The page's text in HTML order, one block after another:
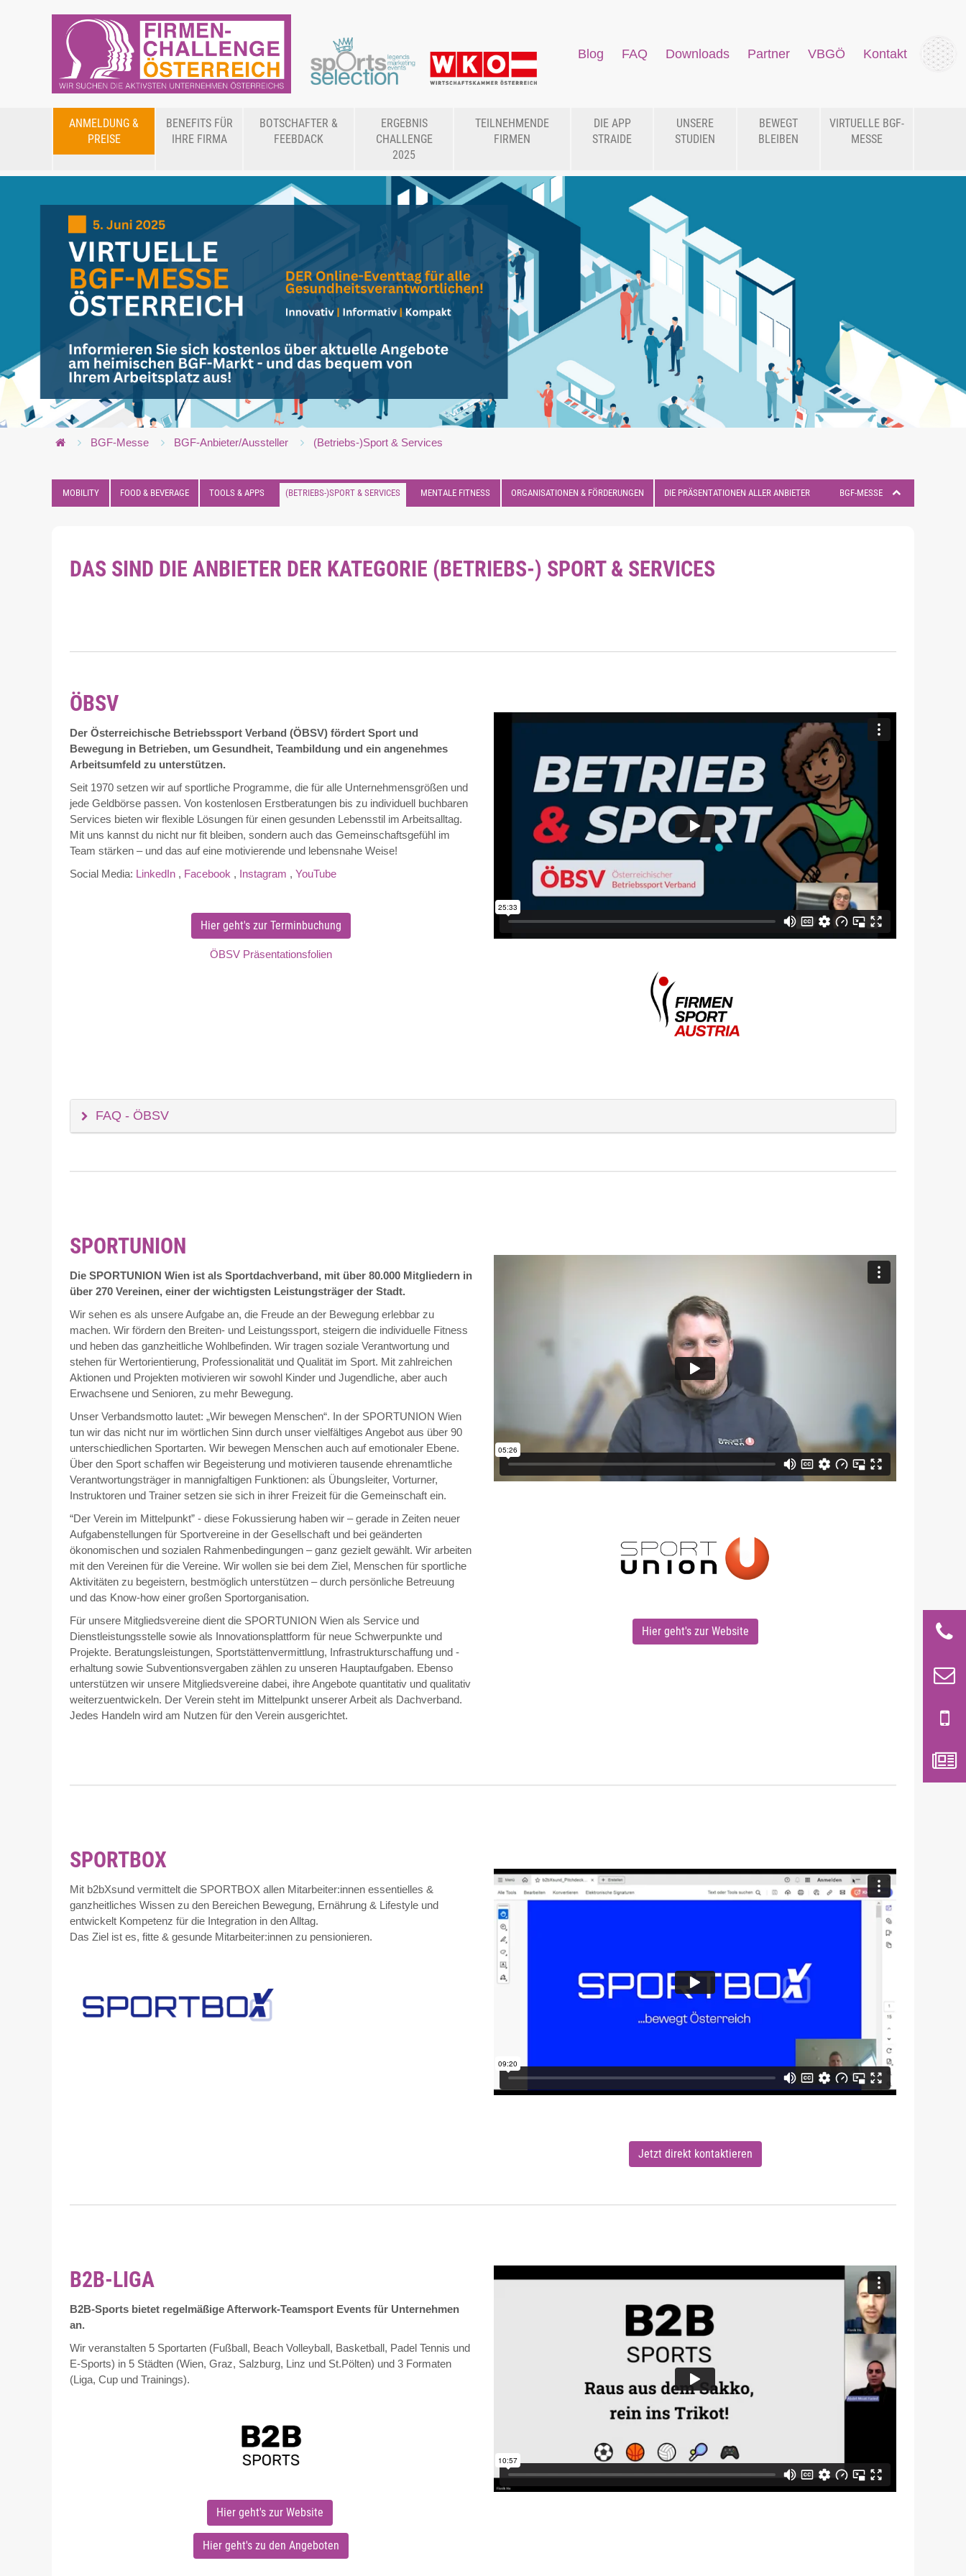
Blog FAQ Downloads Partner VBGÖ Kontakt
ANMELDUNG &
PREISE
BENEFITS FÜR
IHRE FIRMA
BOTSCHAFTER &
FEEBDACK
ERGEBNIS
CHALLENGE
2025
TEILNEHMENDE
FIRMEN
DIE APP
STRAIDE
UNSERE
STUDIEN
BEWEGT
BLEIBEN
VIRTUELLE BGF-
MESSE
BGF-Messe BGF-Anbieter/Aussteller (Betriebs-)Sport & Services
MOBILITY FOOD & BEVERAGE TOOLS & APPS (BETRIEBS-)SPORT & SERVICES MENTALE FITNESS ORGANISATIONEN & FÖRDERUNGEN DIE PRÄSENTATIONEN ALLER ANBIETER BGF-MESSE
DAS SIND DIE ANBIETER DER KATEGORIE (BETRIEBS-) SPORT & SERVICES
ÖBSV
Der Österreichische Betriebssport Verband (ÖBSV) fördert Sport und
Bewegung in Betrieben, um Gesundheit, Teambildung und ein angenehmes
Arbeitsumfeld zu unterstützen.
Seit 1970 setzen wir auf sportliche Programme, die für alle Unternehmensgrößen und
jede Geldbörse passen. Von kostenlosen Erstberatungen bis zu individuell buchbaren
Services bieten wir flexible Lösungen für einen gesunden Lebensstil im Arbeitsalltag.
Mit uns kannst du nicht nur fit bleiben, sondern auch das Gemeinschaftsgefühl im
Team stärken – und das auf eine motivierende und lebensnahe Weise!
Social Media: LinkedIn , Facebook , Instagram , YouTube
Hier geht's zur Terminbuchung
ÖBSV Präsentationsfolien
FAQ - ÖBSV
SPORTUNION
Die SPORTUNION Wien ist als Sportdachverband, mit über 80.000 Mitgliedern in
über 270 Vereinen, einer der wichtigsten Leistungsträger der Stadt.
Wir sehen es als unsere Aufgabe an, die Freude an der Bewegung erlebbar zu
machen. Wir fördern den Breiten- und Leistungssport, steigern die individuelle Fitness
und heben das ganzheitliche Wohlbefinden. Wir tragen soziale Verantwortung und
stehen für Wertorientierung, Professionalität und Qualität im Sport. Mit zahlreichen
Aktionen und Projekten motivieren wir sowohl Kinder und Jugendliche, aber auch
Erwachsene und Senioren, zu mehr Bewegung.
Unser Verbandsmotto lautet: „Wir bewegen Menschen“. In der SPORTUNION Wien
tun wir das nicht nur im wörtlichen Sinn durch unser vielfältiges Angebot aus über 90
unterschiedlichen Sportarten. Wir bewegen Menschen auch auf emotionaler Ebene.
Über den Sport schaffen wir Begeisterung und motivieren tausende ehrenamtliche
Verantwortungsträger in mannigfaltigen Funktionen: als Übungsleiter, Vorturner,
Instruktoren und Trainer setzen sie sich in ihrer Freizeit für die Gemeinschaft ein.
“Der Verein im Mittelpunkt” - diese Fokussierung haben wir – gerade in Zeiten neuer
Aufgabenstellungen für Sportvereine in der Gesellschaft und bei geänderten
ökonomischen und sozialen Rahmenbedingungen – ganz gezielt gewählt. Wir arbeiten
mit den Vereinen für die Vereine. Wir wollen sie bei dem Ziel, Menschen für sportliche
Aktivitäten zu begeistern, bestmöglich unterstützen – durch persönliche Betreuung
und das Know-how einer großen Sportorganisation.
Für unsere Mitgliedsvereine dient die SPORTUNION Wien als Service und
Dienstleistungsstelle sowie als Innovationsplattform für neue Schwerpunkte und
Projekte. Beratungsleistungen, Sportstättenvermittlung, Infrastrukturschaffung und -
erhaltung sowie Subventionsvergaben zählen zu unseren Hauptaufgaben. Ebenso
unterstützen wir unsere Mitgliedsvereine dabei, ihre Angebote quantitativ und qualitativ
weiterzuentwickeln. Der Verein steht im Mittelpunkt unserer Arbeit als Dachverband.
Jedes Handeln wird am Nutzen für den Verein ausgerichtet.
Hier geht's zur Website
SPORTBOX
Mit b2bXsund vermittelt die SPORTBOX allen Mitarbeiter:innen essentielles &
ganzheitliches Wissen zu den Bereichen Bewegung, Ernährung & Lifestyle und
entwickelt Kompetenz für die Integration in den Alltag.
Das Ziel ist es, fitte & gesunde Mitarbeiter:innen zu pensionieren.
Jetzt direkt kontaktieren
B2B-LIGA
B2B-Sports bietet regelmäßige Afterwork-Teamsport Events für Unternehmen
an.
Wir veranstalten 5 Sportarten (Fußball, Beach Volleyball, Basketball, Padel Tennis und
E-Sports) in 5 Städten (Wien, Graz, Salzburg, Linz und St.Pölten) und 3 Formaten
(Liga, Cup und Trainings).
Hier geht's zur Website
Hier geht's zu den Angeboten